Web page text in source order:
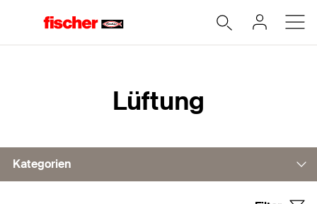
Lüftung
Kategorien